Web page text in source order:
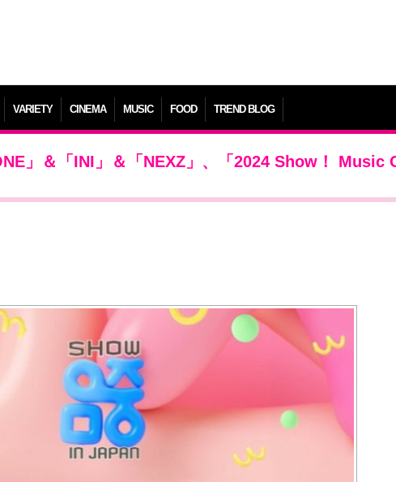
VARIETY CINEMA MUSIC FOOD TREND BLOG
」＆「INI」＆「NEXZ」、「2024 Show！ Music